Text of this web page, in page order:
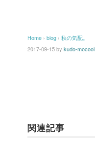
Home › blog › 秋の気配。
2017-09-15by kudo-mocool
関連記事